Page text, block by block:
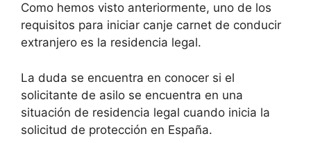
Como hemos visto anteriormente, uno de los
requisitos para iniciar canje carnet de conducir
extranjero es la residencia legal.
La duda se encuentra en conocer si el
solicitante de asilo se encuentra en una
situación de residencia legal cuando inicia la
solicitud de protección en España.